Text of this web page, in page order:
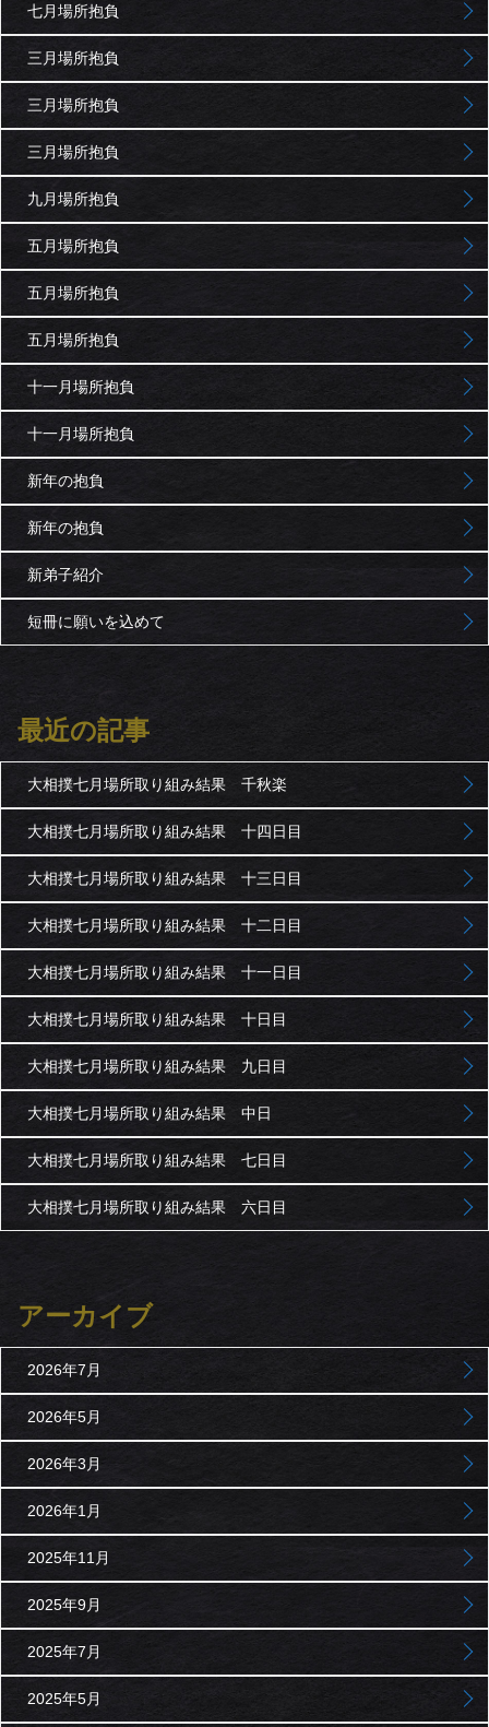
七月場所抱負
三月場所抱負
三月場所抱負
三月場所抱負
九月場所抱負
五月場所抱負
五月場所抱負
五月場所抱負
十一月場所抱負
十一月場所抱負
新年の抱負
新年の抱負
新弟子紹介
短冊に願いを込めて
最近の記事
大相撲七月場所取り組み結果 千秋楽
大相撲七月場所取り組み結果 十四日目
大相撲七月場所取り組み結果 十三日目
大相撲七月場所取り組み結果 十二日目
大相撲七月場所取り組み結果 十一日目
大相撲七月場所取り組み結果 十日目
大相撲七月場所取り組み結果 九日目
大相撲七月場所取り組み結果 中日
大相撲七月場所取り組み結果 七日目
大相撲七月場所取り組み結果 六日目
アーカイブ
2026年7月
2026年5月
2026年3月
2026年1月
2025年11月
2025年9月
2025年7月
2025年5月